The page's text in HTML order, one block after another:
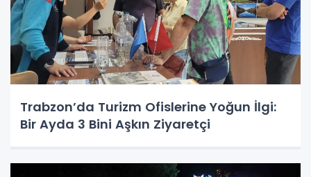
Trabzon’da Turizm Ofislerine Yoğun İlgi:
Bir Ayda 3 Bini Aşkın Ziyaretçi